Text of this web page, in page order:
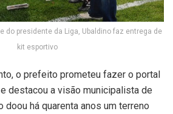
do presidente da Liga, Ubaldino faz entrega de
kit esportivo
o prefeito prometeu fazer o portal
destacou a visão municipalista de
doou há quarenta anos um terreno